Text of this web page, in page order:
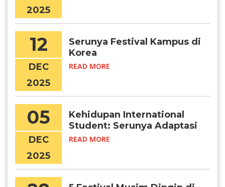
2025
12
DEC
2025
Serunya Festival Kampus di
Korea
READ MORE
05
DEC
2025
Kehidupan International
Student: Serunya Adaptasi
di Korea
READ MORE